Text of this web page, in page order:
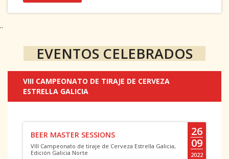
..
EVENTOS CELEBRADOS
VIII CAMPEONATO DE TIRAJE DE CERVEZA
ESTRELLA GALICIA
26
09
2022
BEER MASTER SESSIONS
VIII Campeonato de tiraje de Cerveza Estrella Galicia,
Edición Galicia Norte